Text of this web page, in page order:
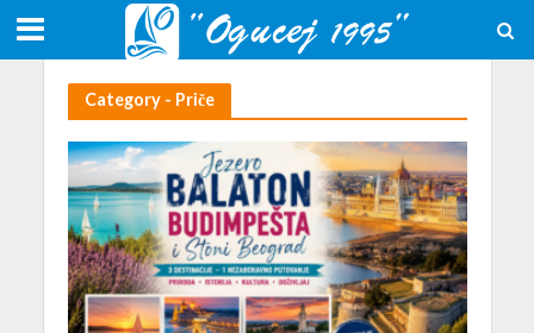
Category - Priče